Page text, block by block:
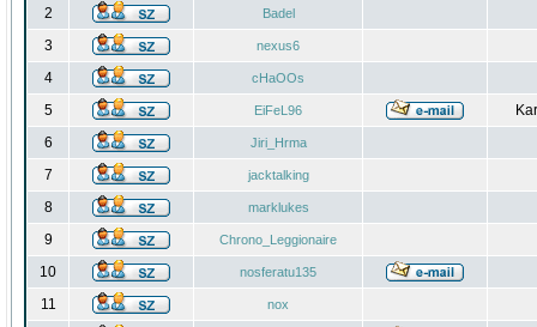
2 Badel
3 nexus6
4 cHaOOs
5 EiFeL96
6
Jiri_Hrma
7 jacktalking
8 marklukes
9 Chrono_Leggionaire
10 nosferatu135
11 nox